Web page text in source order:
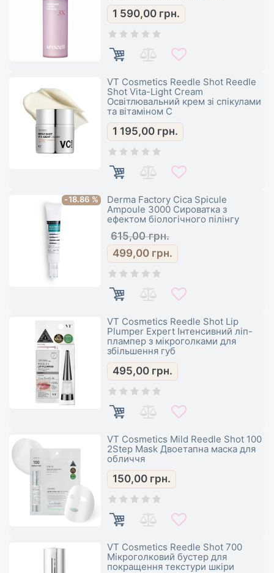
1 590,00 грн.
VT Cosmetics Reedle Shot Reedle
Shot Vita-Light Cream
Освітлювальний крем зі спікулами
та вітаміном С
1 195,00 грн.
-18.86 %
Derma Factory Cica Spicule
Ampoule 3000 Cироватка з
ефектом біологічного пілінгу
615,00 грн.
499,00 грн.
VT Cosmetics Reedle Shot Lip
Plumper Expert Інтенсивний ліп-
плампер з мікроголками для
збільшення губ
495,00 грн.
VT Cosmetics Mild Reedle Shot 100
2Step Mask Двоетапна маска для
обличчя
150,00 грн.
VT Cosmetics Reedle Shot 700
Мікроголковий бустер для
покращення текстури шкіри